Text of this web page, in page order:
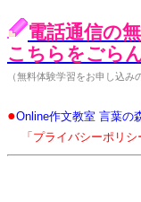
電話通信の
こちらをごら
（無料体験学習をお申し込み
●Online作文教室 言葉の
「プライバシーポリシ